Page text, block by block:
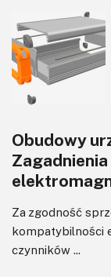
Software
Sterowanie
Wywiady
Wzmacniacze
Zasilanie
Felietony
Obudowy
Za zgodność
kompatybilności
czynników ...